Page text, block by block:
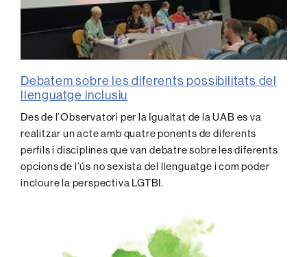
Debatem sobre les diferents possibilitats del
llenguatge inclusiu
Des de l’Observatori per la Igualtat de la UAB es va
realitzar un acte amb quatre ponents de diferents
perfils i disciplines que van debatre sobre les diferents
opcions de l’ús no sexista del llenguatge i com poder
incloure la perspectiva LGTBI.